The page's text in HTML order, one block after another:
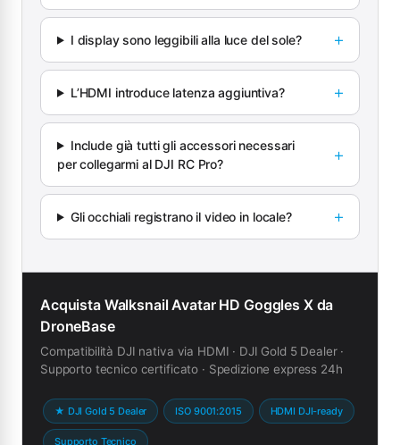
I display sono leggibili alla luce del sole?
L’HDMI introduce latenza aggiuntiva?
Include già tutti gli accessori necessari
per collegarmi al DJI RC Pro?
Gli occhiali registrano il video in locale?
Acquista Walksnail Avatar HD Goggles X da
DroneBase
Compatibilità DJI nativa via HDMI · DJI Gold 5 Dealer ·
Supporto tecnico certificato · Spedizione express 24h
★ DJI Gold 5 Dealer ISO 9001:2015 HDMI DJI-ready
Supporto Tecnico